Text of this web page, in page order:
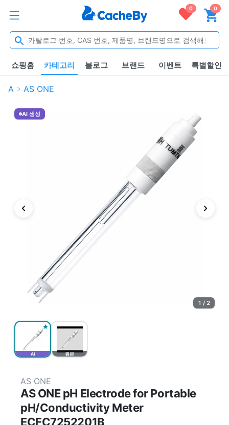
0 0
쇼핑홈 카테고리 블로그 브랜드 이벤트 특별할인
A AS ONE
AI 원본
AI 생성
1 / 2
AS ONE
AS ONE pH Electrode for Portable
pH/Conductivity Meter
ECFC7252201B